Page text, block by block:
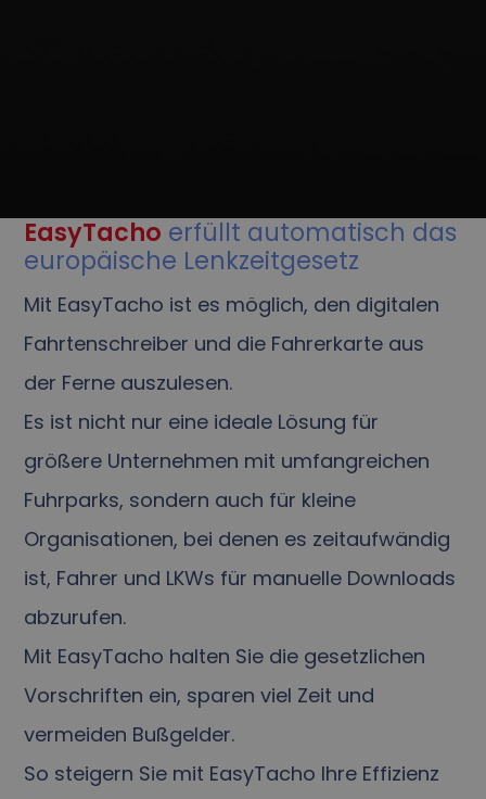
EasyTacho erfüllt automatisch das
europäische Lenkzeitgesetz
Mit EasyTacho ist es möglich, den digitalen
Fahrtenschreiber und die Fahrerkarte aus
der Ferne auszulesen.
Es ist nicht nur eine ideale Lösung für
größere Unternehmen mit umfangreichen
Fuhrparks, sondern auch für kleine
Organisationen, bei denen es zeitaufwändig
ist, Fahrer und LKWs für manuelle Downloads
abzurufen.
Mit EasyTacho halten Sie die gesetzlichen
Vorschriften ein, sparen viel Zeit und
vermeiden Bußgelder.
So steigern Sie mit EasyTacho Ihre Effizienz